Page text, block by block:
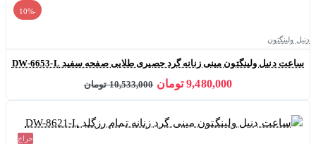
-10%
دنیل ولینگتون
ساعت دنیل ولینگتون مینی زنانه گرد حصیری طلایی صفحه سفید DW-6653-L
9,480,000 تومان 10,533,000 تومان
حراج